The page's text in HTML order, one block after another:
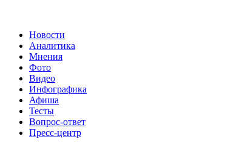
Новости
Аналитика
Мнения
Фото
Видео
Инфографика
Афиша
Тесты
Вопрос-ответ
Пресс-центр